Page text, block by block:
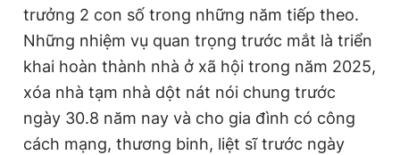
trưởng 2 con số trong những năm tiếp theo.
Những nhiệm vụ quan trọng trước mắt là triển
khai hoàn thành nhà ở xã hội trong năm 2025,
xóa nhà tạm nhà dột nát nói chung trước
ngày 30.8 năm nay và cho gia đình có công
cách mạng, thương binh, liệt sĩ trước ngày